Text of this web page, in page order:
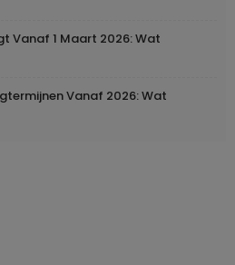
Vanaf 1 Maart 2026: Wat
Vanaf 2026: Wat